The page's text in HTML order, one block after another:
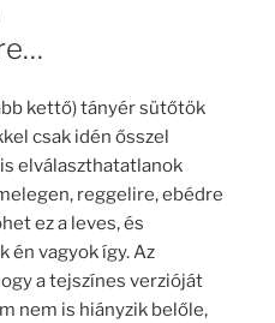
kettő) tányér sütőtök
csak idén ősszel
elválaszthatatlanok
reggelire, ebédre
ez a leves, és
én vagyok így. Az
a tejszínes verzióját
nem is hiányzik belőle,